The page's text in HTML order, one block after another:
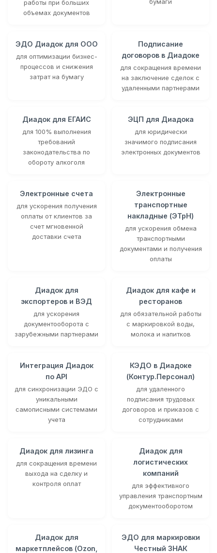
работы при больших
объемах документов
ЭДО Диадок для ООО
для оптимизации бизнес-
процессов и снижения
затрат на бумагу
Подписание
договоров в Диадоке
для сокращения времени
на заключение сделок с
удаленными партнерами
Диадок для ЕГАИС
для 100% выполнения
требований
законодательства по
обороту алкоголя
ЭЦП для Диадока
для юридически
значимого подписания
электронных документов
Электронные счета
для ускорения получения
оплаты от клиентов за
счет мгновенной
доставки счета
Электронные
транспортные
накладные (ЭТрН)
для ускорения обмена
транспортными
документами и получения
оплаты
Диадок для
экспортеров и ВЭД
для ускорения
документооборота с
зарубежными партнерами
Диадок для кафе и
ресторанов
для обязательной работы
с маркировкой воды,
молока и напитков
Интеграция Диадок
по API
для синхронизации ЭДО с
уникальными
самописными системами
учета
КЭДО в Диадоке
(Контур.Персонал)
для удаленного
подписания трудовых
договоров и приказов с
сотрудниками
Диадок для лизинга
для сокращения времени
выхода на сделку и
контроля оплат
Диадок для
логистических
компаний
для эффективного
управления транспортным
документооборотом
Диадок для
маркетплейсов (Ozon,
ЭДО для маркировки
Честный ЗНАК